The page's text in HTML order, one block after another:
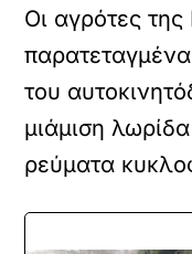
Οι αγρότες
του
μιάμιση
ρεύματα